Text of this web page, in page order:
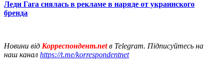
Леди Гага снялась в рекламе в наряде от украинского
бренда
Новини від Корреспондент.netв Telegram. Підписуйтесь на
наш канал https://t.me/korrespondentnet